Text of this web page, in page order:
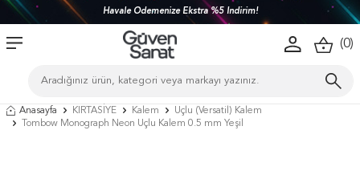
Havale Ödemenize Ekstra %5 İndirim!
(0)
Anasayfa KIRTASİYE Kalem
Uçlu (Versatil) Kalem
Tombow Monograph Neon Uçlu Kalem 0.5 mm Yeşil